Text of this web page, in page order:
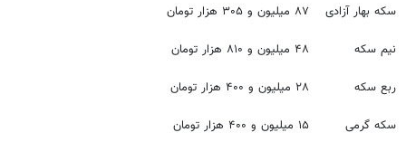
سکه بهار آزادی ۸۷ میلیون و ۳۰۵ هزار تومان
نیم سکه ۴۸ میلیون و ۸۱۰ هزار تومان
ربع سکه ۲۸ میلیون و ۴۰۰ هزار تومان
سکه گرمی ۱۵ میلیون و ۴۰۰ هزار تومان